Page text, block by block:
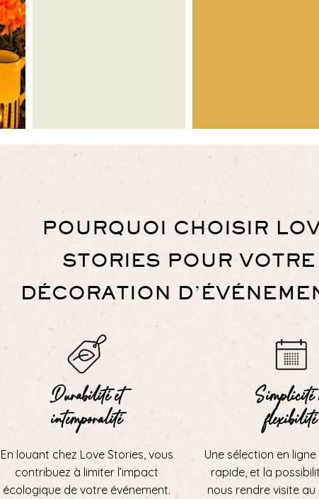
POURQUOI CHOISIR
STORIES POUR VOTRE
DÉCORATION
Durabilité et
intemporalité
En louant chez Love Stories, vous
contribuez à limiter l’impact
écologique de votre événement.
Simplicité
flexibilité
Une sélection en
rapide, et la
nous rendre visite